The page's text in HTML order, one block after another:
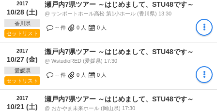
2017
10/28 (土)
香川県
セットリスト
瀬戸内7県ツアー ～はじめまして、STU48です～
@ サンポートホール高松 第1小ホール (香川県) 13:30
-- 件 0 人 0 人
2017
10/27 (金)
愛媛県
セットリスト
瀬戸内7県ツアー ～はじめまして、STU48です～
@ WstudioRED (愛媛県) 17:30
-- 件 0 人 0 人
2017
10/21 (土)
瀬戸内7県ツアー ～はじめまして、STU48です～
@ おかやま未来ホール (岡山県) 17:30